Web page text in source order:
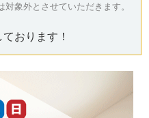
象外とさせていただきます。
おります！